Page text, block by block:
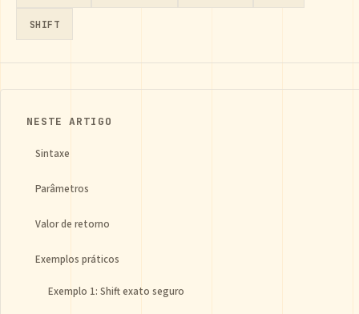
SHIFT
NESTE ARTIGO
Sintaxe
Parâmetros
Valor de retorno
Exemplos práticos
Exemplo 1: Shift exato seguro